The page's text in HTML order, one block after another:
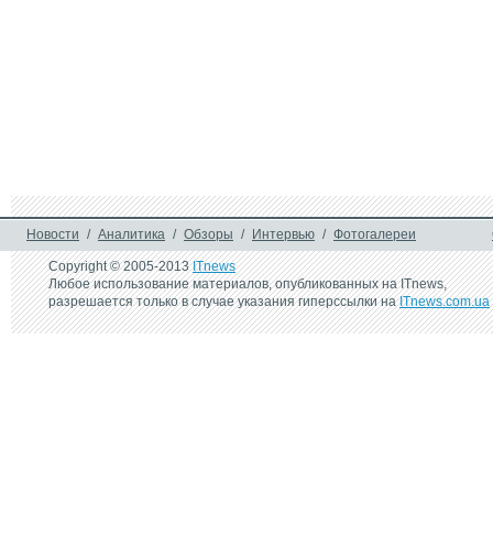
Новости / Аналитика / Обзоры / Интервью / Фотогалереи
Copyright © 2005-2013ITnews
Любое использование материалов, опубликованных на ITnews,
разрешается только в случае указания гиперссылки наITnews.com.ua